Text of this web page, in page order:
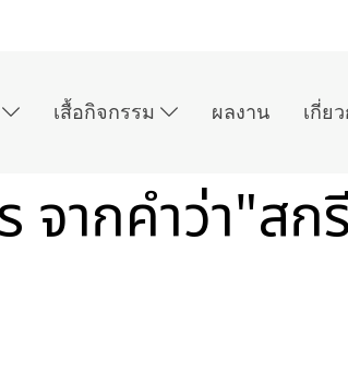
เสื้อกิจกรรม ผลงาน เกี่ย
จากคำว่า"สก